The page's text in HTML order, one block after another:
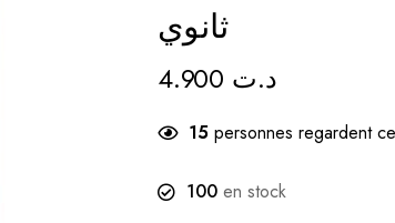
ثانوي
د.ت
15 personnes regardent
100 en stock